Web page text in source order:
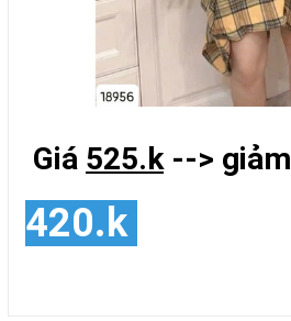
Giá 525.k --> giảm
420.k